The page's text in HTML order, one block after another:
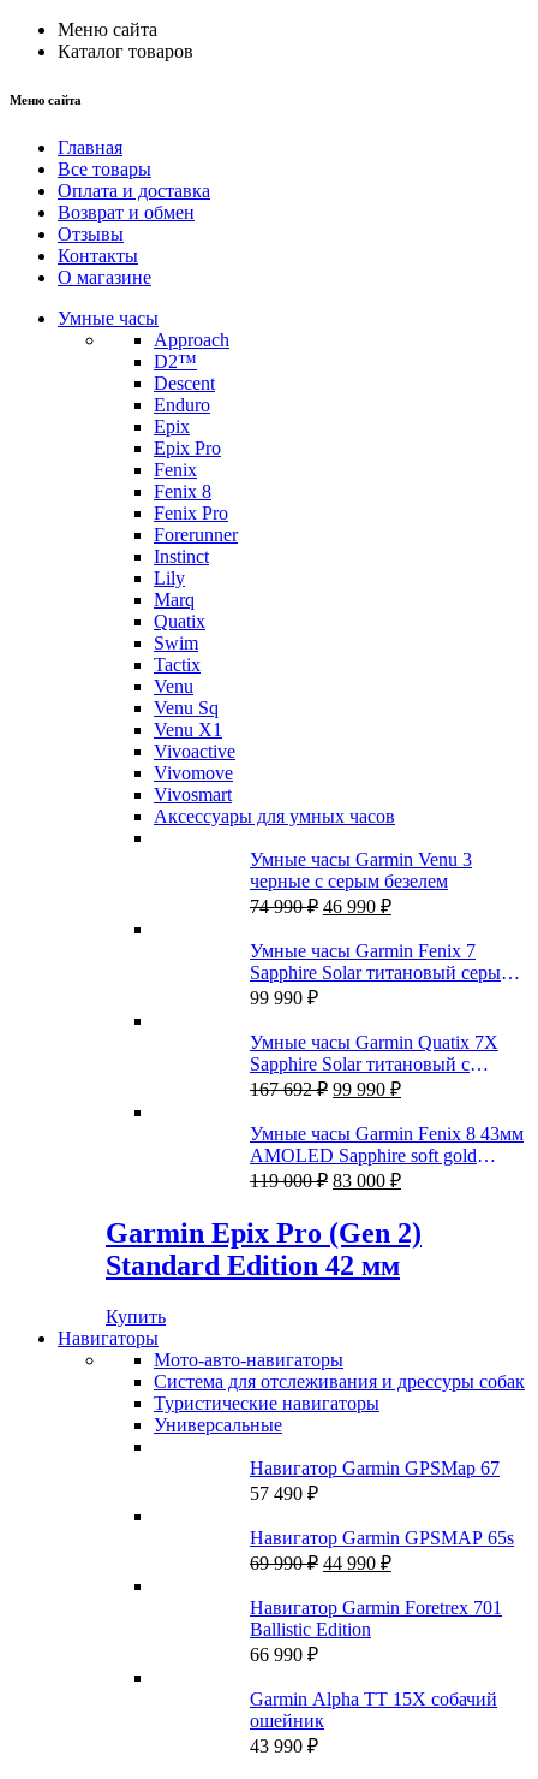
Меню сайта
Каталог товаров
Меню сайта
Главная
Все товары
Оплата и доставка
Возврат и обмен
Отзывы
Контакты
О магазине
Умные часы
Approach
D2™
Descent
Enduro
Epix
Epix Pro
Fenix
Fenix 8
Fenix Pro
Forerunner
Instinct
Lily
Marq
Quatix
Swim
Tactix
Venu
Venu Sq
Venu X1
Vivoactive
Vivomove
Vivosmart
Аксессуары для умных часов
Умные часы Garmin Venu 3
черные с серым безелем
74 990₽ Первоначальная
составляла
74
46 990 ₽Текущая
46
990 ₽.
Умные часы Garmin Fenix 7
Sapphire Solar титановый серый с
коричневым кожаным ремешком
99 990 ₽
Умные часы Garmin Quatix 7X
Sapphire Solar титановый с
серебристым титановым
167 692₽ Первоначальная
составляла
167
692 ₽.
99 990 ₽Текущая
99
990 ₽.
Умные часы Garmin Fenix 8 43мм
AMOLED Sapphire soft gold
stainless steel с кожаным и
119 000₽ Первоначальная
составляла
119
000 ₽.
83 000 ₽Текущая
83
000 ₽.
Garmin Epix Pro (Gen 2)
Standard Edition 42 мм
Купить
Навигаторы
Мото-авто-навигаторы
Система для отслеживания и дрессуры собак
Туристические навигаторы
Универсальные
Навигатор Garmin GPSMap 67
57 490 ₽
Навигатор Garmin GPSMAP 65s
69 990₽ Первоначальная
составляла
69
44 990 ₽Текущая
44
Навигатор Garmin Foretrex 701
Ballistic Edition
66 990 ₽
Garmin Alpha TT 15X собачий
ошейник
43 990 ₽